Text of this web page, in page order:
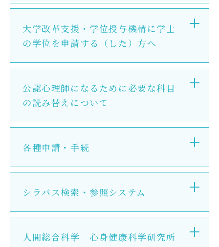
Cooperation&Research
アクセス
通信制 大学院
受験生の方
在学生の方
大学改革支援・学位授与機構に学士
の学位を申請する（した）方へ
公認心理師になるために必要な科目
の読み替えについて
各種申請・手続
シラバス検索・参照システム
人間総合科学 心身健康科学研究所